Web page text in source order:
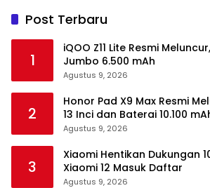
Post Terbaru
1
iQOO Z11 Lite Resmi
Jumbo 6.500 mAh
Agustus 9, 2026
2
Honor Pad X9 Max Resmi
13 Inci dan Baterai 10.100
Agustus 9, 2026
3
Xiaomi Hentikan Dukungan
Xiaomi 12 Masuk Daftar
Agustus 9, 2026